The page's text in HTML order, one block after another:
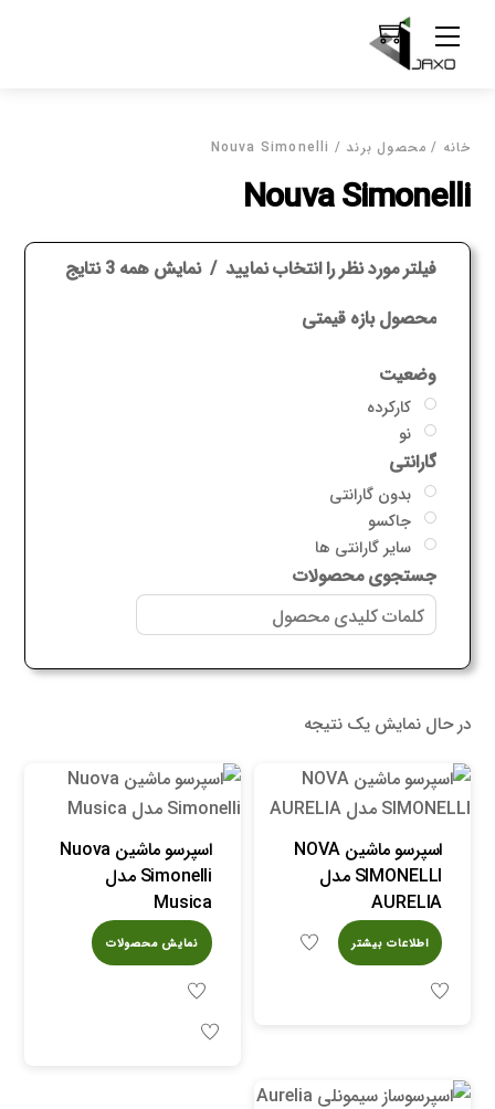
content
Menu
خانه / محصول برند / Nouva Simonelli
Nouva Simonelli
فیلتر مورد نظر را انتخاب نمایید نمایش همه 3 نتایج
محصول بازه قیمتی
وضعیت
کارکرده
نو
گارانتی
بدون گارانتی
جاکسو
سایر گارانتی ها
جستجوی محصولات
در حال نمایش یک نتیجه
اسپرسو ماشین NOVA
SIMONELLI مدل
AURELIA
اطلاعات بیشتر
اسپرسو ماشین Nuova
Simonelli مدل
Musica
نمایش محصولات